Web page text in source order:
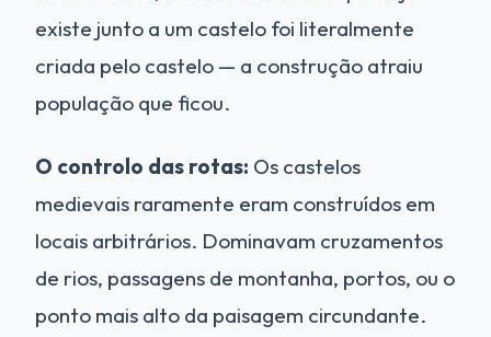
existe junto a um castelo foi literalmente
criada pelo castelo — a construção atraiu
população que ficou.
O controlo das rotas: Os castelos
medievais raramente eram construídos em
locais arbitrários. Dominavam cruzamentos
de rios, passagens de montanha, portos, ou o
ponto mais alto da paisagem circundante.